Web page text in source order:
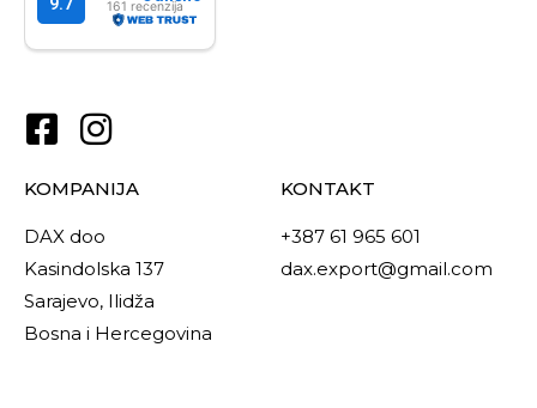
KOMPANIJA
DAX doo
Kasindolska 137
Sarajevo, Ilidža
Bosna i Hercegovina
KONTAKT
+387 61 965 601
dax.export@gmail.com